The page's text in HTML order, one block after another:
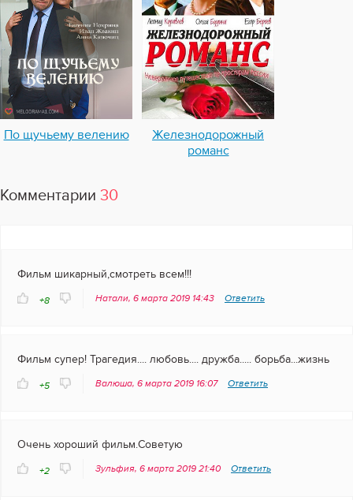
По щучьему велению
Железнодорожный
романс
Комментарии 30
Фильм шикарный,смотреть всем!!!
+8 Натали, 6 марта 2019 14:43 Ответить
Фильм супер! Трагедия.... любовь.... дружба..... борьба...жизнь
+5 Валюша, 6 марта 2019 16:07 Ответить
Очень хороший фильм.Советую
+2 Зульфия, 6 марта 2019 21:40 Ответить